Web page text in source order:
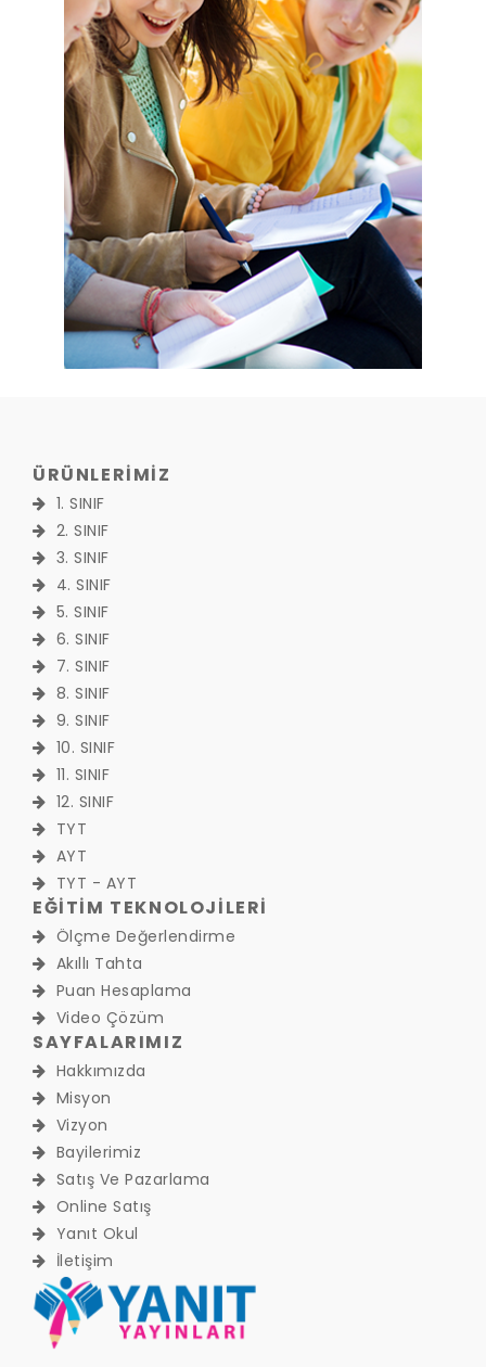
ÜRÜNLERİMİZ
1. SINIF
2. SINIF
3. SINIF
4. SINIF
5. SINIF
6. SINIF
7. SINIF
8. SINIF
9. SINIF
10. SINIF
11. SINIF
12. SINIF
TYT
AYT
TYT - AYT
EĞİTİM TEKNOLOJİLERİ
Ölçme Değerlendirme
Akıllı Tahta
Puan Hesaplama
Video Çözüm
SAYFALARIMIZ
Hakkımızda
Misyon
Vizyon
Bayilerimiz
Satış Ve Pazarlama
Online Satış
Yanıt Okul
İletişim